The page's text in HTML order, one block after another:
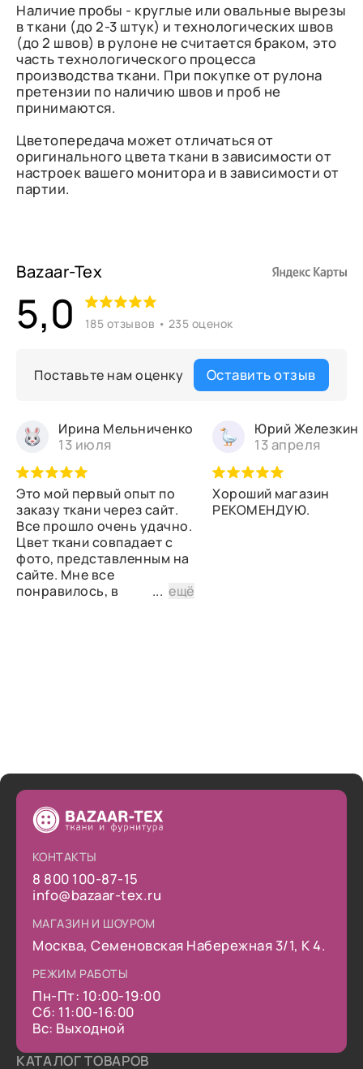
Наличие пробы - круглые или овальные вырезы
в ткани (до 2-3 штук) и технологических швов
(до 2 швов) в рулоне не считается браком, это
часть технологического процесса
производства ткани. При покупке от рулона
претензии по наличию швов и проб не
принимаются.
Цветопередача может отличаться от
оригинального цвета ткани в зависимости от
настроек вашего монитора и в зависимости от
партии.
Bazaar-Tex
5,0 185 отзывов • 235 оценок
Поставьте нам оценку Оставить отзыв
Ирина Мельниченко
13 июля
Это мой первый опыт по
заказу ткани через сайт.
Все прошло очень удачно.
Цвет ткани совпадает с
фото, представленным на
сайте. Мне все
понравилось, в
...ещё
Юрий Железкин
13 апреля
Хороший магазин
РЕКОМЕНДУЮ.
КОНТАКТЫ
8 800 100-87-15
info@bazaar-tex.ru
МАГАЗИН И ШОУРОМ
Москва, Семеновская Набережная 3/1, К 4.
РЕЖИМ РАБОТЫ
Пн-Пт: 10:00-19:00
Сб: 11:00-16:00
Вс: Выходной
КАТАЛОГ ТОВАРОВ